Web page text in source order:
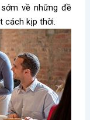
về những đề
cách kịp thời.